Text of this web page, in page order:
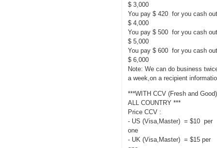
$ 3,000
You pay $ 420 for you cash
$ 4,000
You pay $ 500 for you cash
$ 5,000
You pay $ 600 for you cash
$ 6,000
Note: We can do business
a week,on a recipient
***WITH CCV (Fresh and Good)
ALL COUNTRY ***
Price CCV :
- US (Visa,Master) = $10 per
one
- UK (Visa,Master) = $15 per